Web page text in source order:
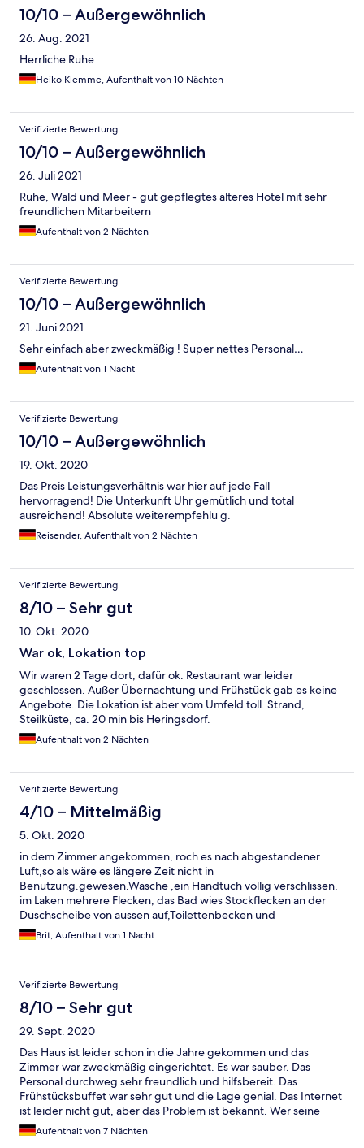
10/10 – Außergewöhnlich
26. Aug. 2021
Herrliche Ruhe
Heiko Klemme, Aufenthalt von 10 Nächten
Verifizierte Bewertung
10/10 – Außergewöhnlich
26. Juli 2021
Ruhe, Wald und Meer - gut gepflegtes älteres Hotel mit sehr
freundlichen Mitarbeitern
Aufenthalt von 2 Nächten
Verifizierte Bewertung
10/10 – Außergewöhnlich
21. Juni 2021
Sehr einfach aber zweckmäßig ! Super nettes Personal…
Aufenthalt von 1 Nacht
Verifizierte Bewertung
10/10 – Außergewöhnlich
19. Okt. 2020
Das Preis Leistungsverhältnis war hier auf jede Fall
hervorragend! Die Unterkunft Uhr gemütlich und total
ausreichend! Absolute weiterempfehlu g.
Reisender, Aufenthalt von 2 Nächten
Verifizierte Bewertung
8/10 – Sehr gut
10. Okt. 2020
War ok, Lokation top
Wir waren 2 Tage dort, dafür ok. Restaurant war leider
geschlossen. Außer Übernachtung und Frühstück gab es keine
Angebote. Die Lokation ist aber vom Umfeld toll. Strand,
Steilküste, ca. 20 min bis Heringsdorf.
Aufenthalt von 2 Nächten
Verifizierte Bewertung
4/10 – Mittelmäßig
5. Okt. 2020
in dem Zimmer angekommen, roch es nach abgestandener
Luft,so als wäre es längere Zeit nicht in
Benutzung.gewesen.Wäsche ,ein Handtuch völlig verschlissen,
im Laken mehrere Flecken, das Bad wies Stockflecken an der
Duschscheibe von aussen auf,Toilettenbecken und
Waschbecken zeigten alte Kalkablagerungen. Positiv das Bett,
der Umgang mit Corona, die freundliche Bedienung.
Brit, Aufenthalt von 1 Nacht
Verifizierte Bewertung
8/10 – Sehr gut
29. Sept. 2020
Das Haus ist leider schon in die Jahre gekommen und das
Zimmer war zweckmäßig eingerichtet. Es war sauber. Das
Personal durchweg sehr freundlich und hilfsbereit. Das
Frühstücksbuffet war sehr gut und die Lage genial. Das Internet
ist leider nicht gut, aber das Problem ist bekannt. Wer seine
Ruhe will und keinen Luxus braucht ist hier absolut richtig.
Aufenthalt von 7 Nächten